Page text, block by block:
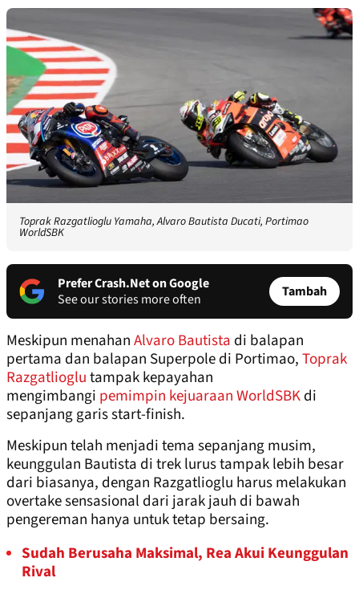
Toprak Razgatlioglu Yamaha, Alvaro Bautista Ducati, Portimao
WorldSBK
Prefer Crash.Net on Google
See our stories more often
Tambah
Meskipun menahanAlvaro Bautista di balapan
pertama dan balapan Superpole di Portimao,Toprak
Razgatlioglutampak kepayahan
mengimbangi pemimpin kejuaraan WorldSBKdi
sepanjang garis start-finish.
Meskipun telah menjadi tema sepanjang musim,
keunggulan Bautista di trek lurus tampak lebih besar
dari biasanya, dengan Razgatlioglu harus melakukan
overtake sensasional dari jarak jauh di bawah
pengereman hanya untuk tetap bersaing.
Sudah Berusaha Maksimal, Rea Akui Keunggulan
Rival